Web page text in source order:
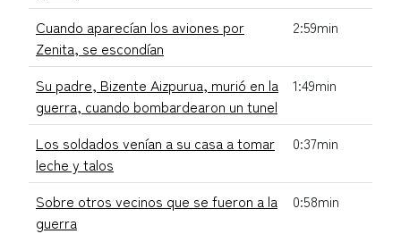
Cuando aparecían los aviones por
Zenita, se escondían
2:59min
Su padre, Bizente Aizpurua, murió en la
guerra, cuando bombardearon un tunel
1:49min
Los soldados venían a su casa a tomar
leche y talos
0:37min
Sobre otros vecinos que se fueron a la
guerra
0:58min